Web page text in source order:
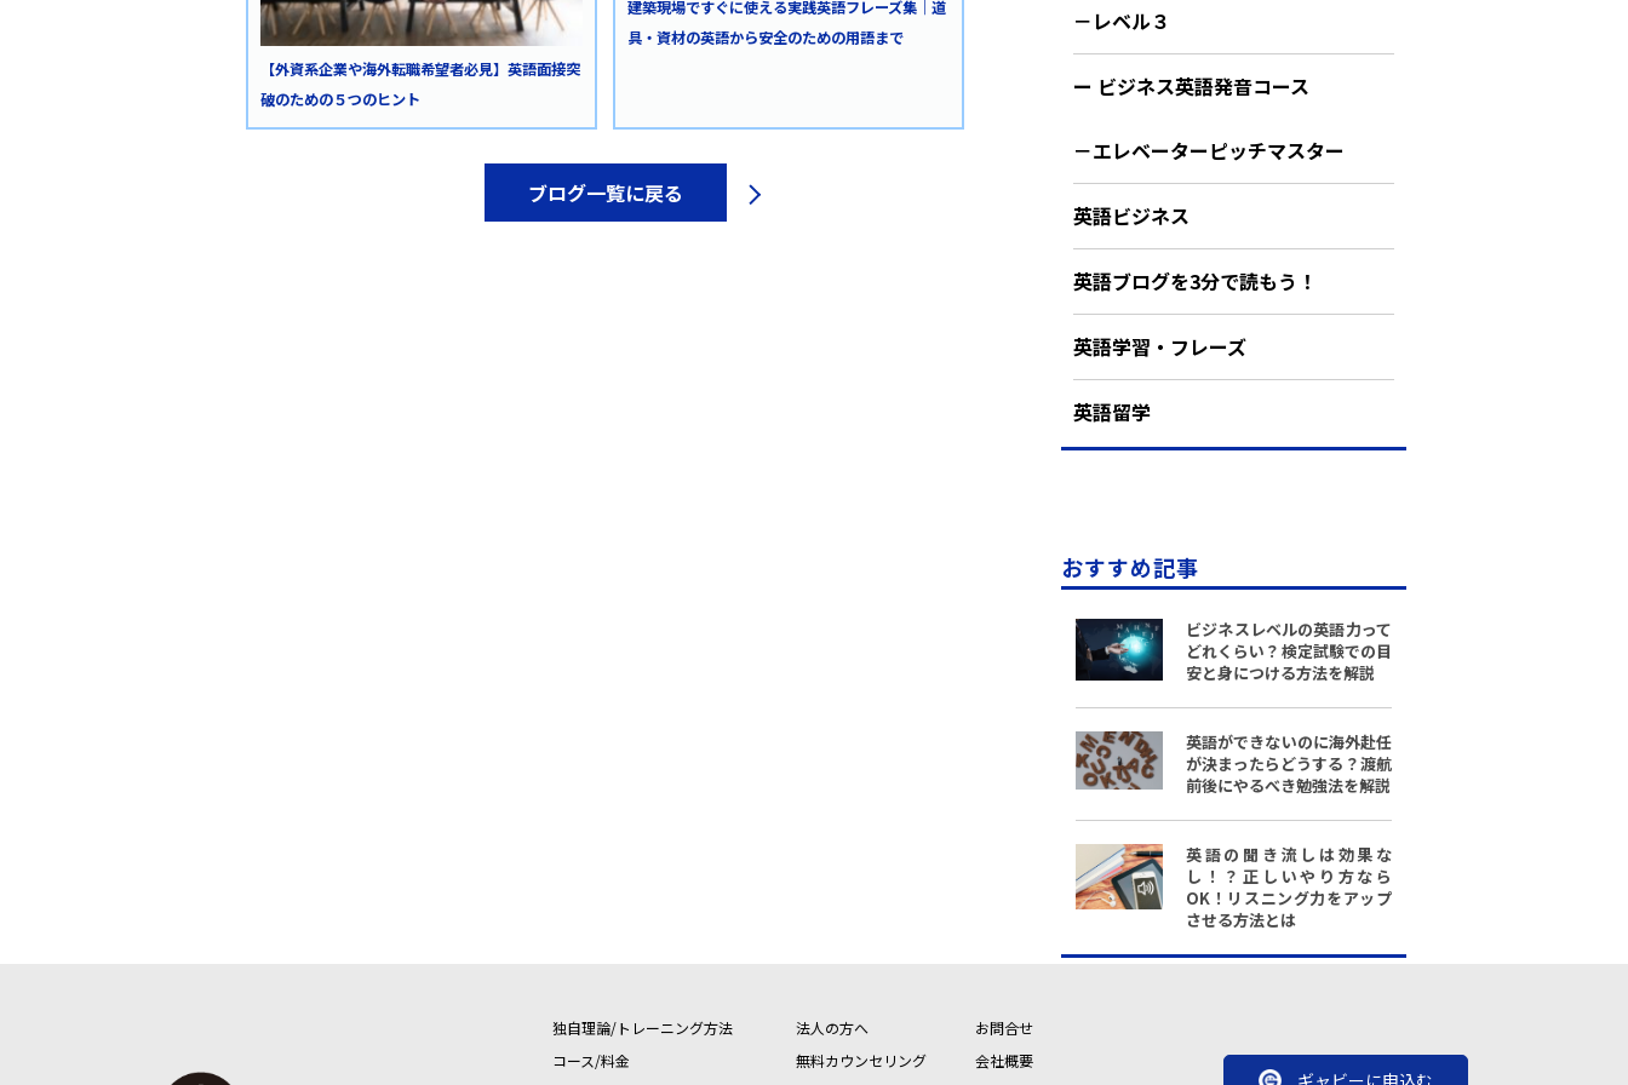
【外資系企業や海外転職希望者必見】英語面接突
破のための５つのヒント
建築現場ですぐに使える実践英語フレーズ集｜道
具・資材の英語から安全のための用語まで
ブログ一覧に戻る
－レベル３
ー ビジネス英語発音コース
－エレベーターピッチマスター
英語ビジネス
英語ブログを3分で読もう！
英語学習・フレーズ
英語留学
おすすめ記事
ビジネスレベルの英語力って
どれくらい？検定試験での目
安と身につける方法を解説
英語ができないのに海外赴任
が決まったらどうする？渡航
前後にやるべき勉強法を解説
英語の聞き流しは効果な
し！？正しいやり方なら
OK！リスニング力をアップ
させる方法とは
独自理論/トレーニング方法
コース/料金
法人の方へ
無料カウンセリング
お問合せ
会社概要